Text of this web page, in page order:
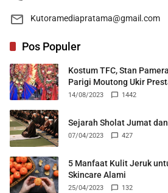
Kutoramediapratama@gmail.com
Pos Populer
Kostum TFC, Stan
Parigi Moutong Ukir
14/08/2023 1442
Sejarah Sholat Jumat
07/04/2023 427
5 Manfaat Kulit Jeruk
Skincare Alami
25/04/2023 132